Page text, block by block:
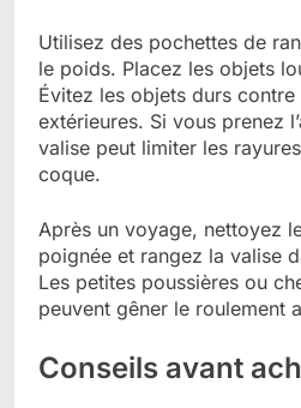
Utilisez des pochettes de
le poids. Placez les objets
Évitez les objets durs
extérieures. Si vous prenez
valise peut limiter les
coque.
Après un voyage, nettoyez
poignée et rangez la valise
Les petites poussières ou
peuvent gêner le roulement
Conseils avant